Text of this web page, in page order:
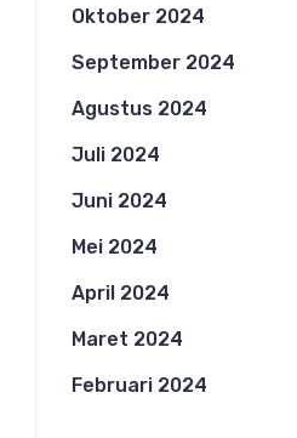
Oktober 2024
September 2024
Agustus 2024
Juli 2024
Juni 2024
Mei 2024
April 2024
Maret 2024
Februari 2024